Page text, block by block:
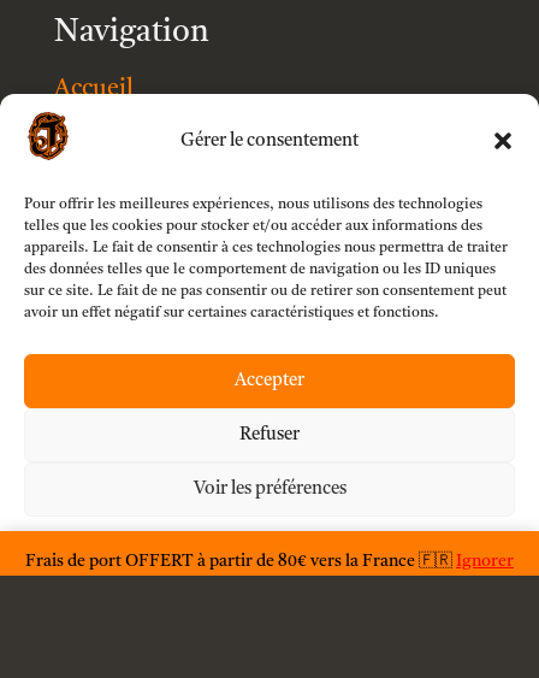
Gérer le consentement
Pour offrir les meilleures expériences, nous utilisons des technologies
telles que les cookies pour stocker et/ou accéder aux informations des
appareils. Le fait de consentir à ces technologies nous permettra de traiter
des données telles que le comportement de navigation ou les ID uniques
sur ce site. Le fait de ne pas consentir ou de retirer son consentement peut
avoir un effet négatif sur certaines caractéristiques et fonctions.
Accepter
Refuser
Voir les préférences
Frais de port OFFERT à partir de 80€ vers la France 🇫🇷 Ignorer
Navigation
Accueil
Boutique
Modèles
Customizer
F.A.Q.
Condition générales d'utilisations